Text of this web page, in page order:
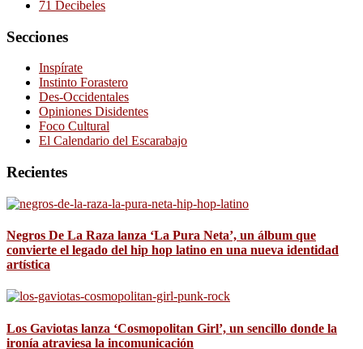
71 Decibeles
Secciones
Inspírate
Instinto Forastero
Des-Occidentales
Opiniones Disidentes
Foco Cultural
El Calendario del Escarabajo
Recientes
Negros De La Raza lanza ‘La Pura Neta’, un álbum que
convierte el legado del hip hop latino en una nueva identidad
artística
Los Gaviotas lanza ‘Cosmopolitan Girl’, un sencillo donde la
ironía atraviesa la incomunicación